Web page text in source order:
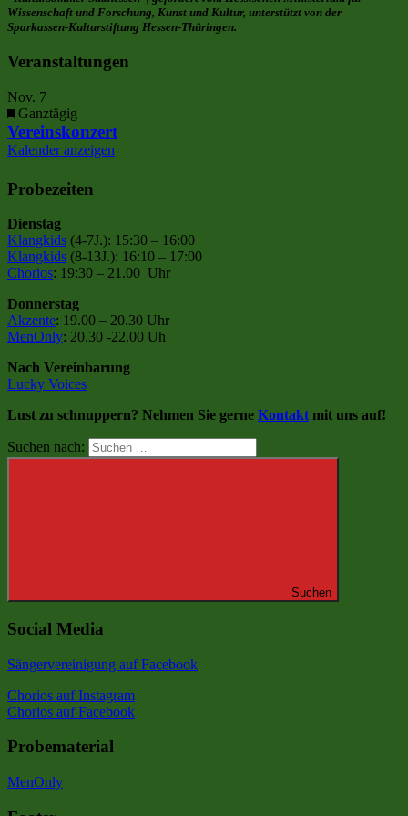
Wissenschaft und Forschung, Kunst und Kultur, unterstützt von der
Sparkassen-Kulturstiftung Hessen-Thüringen.
Veranstaltungen
Nov. 7
Hervorgehoben
Ganztägig
Vereinskonzert
Kalender anzeigen
Probezeiten
Dienstag
Klangkids (4-7J.): 15:30 – 16:00
Klangkids (8-13J.): 16:10 – 17:00
Chorios: 19:30 – 21.00 Uhr
Donnerstag
Akzente: 19.00 – 20.30 Uhr
MenOnly: 20.30 -22.00 Uh
Nach Vereinbarung
Lucky Voices
Lust zu schnuppern? Nehmen Sie gerne Kontakt mit uns auf!
Suchen nach:
Suchen
Social Media
Sängervereinigung auf Facebook
Chorios auf Instagram
Chorios auf Facebook
Probematerial
MenOnly